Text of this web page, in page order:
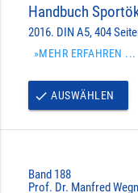
Handbuch
2016. DIN A5, 404
»MEHR ERFAHREN ...
done AUSWÄHLEN
Band 188
Prof. Dr. Manfred